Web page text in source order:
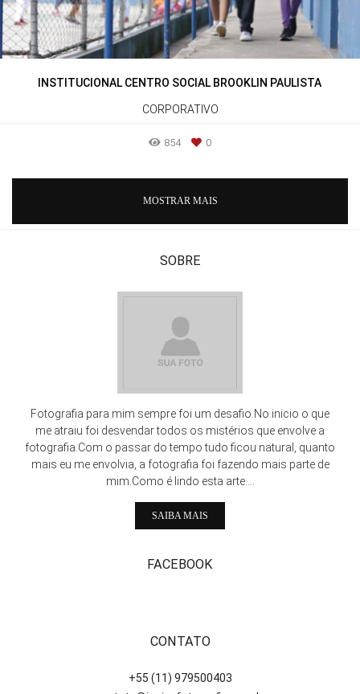
INSTITUCIONAL CENTRO SOCIAL BROOKLIN PAULISTA
CORPORATIVO
854 0
MOSTRAR MAIS
SOBRE
Fotografia para mim sempre foi um desafio.No inicio o que
me atraiu foi desvendar todos os mistérios que envolve a
fotografia.Com o passar do tempo tudo ficou natural, quanto
mais eu me envolvia, a fotografia foi fazendo mais parte de
mim.Como é lindo esta arte....
SAIBA MAIS
FACEBOOK
CONTATO
+55 (11) 979500403